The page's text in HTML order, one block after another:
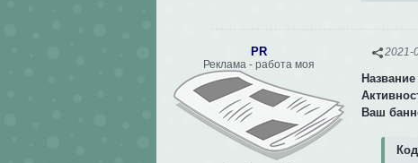
2021-
PR
Реклама - работа моя
Ваш